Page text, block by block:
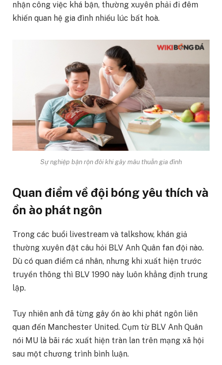
nhận công việc khá bận, thường xuyên phải đi đêm
khiến quan hệ gia đình nhiều lúc bất hoà.
Sự nghiệp bận rộn đôi khi gây mâu thuẫn gia đình
Quan điểm về đội bóng yêu thích và
ồn ào phát ngôn
Trong các buổi livestream và talkshow, khán giả
thường xuyên đặt câu hỏi BLV Anh Quân fan đội nào.
Dù có quan điểm cá nhân, nhưng khi xuất hiện trước
truyền thông thì BLV 1990 này luôn khẳng định trung
lập.
Tuy nhiên anh đã từng gây ồn ào khi phát ngôn liên
quan đến Manchester United. Cụm từ BLV Anh Quân
nói MU là bãi rác xuất hiện tràn lan trên mạng xã hội
sau một chương trình bình luận.